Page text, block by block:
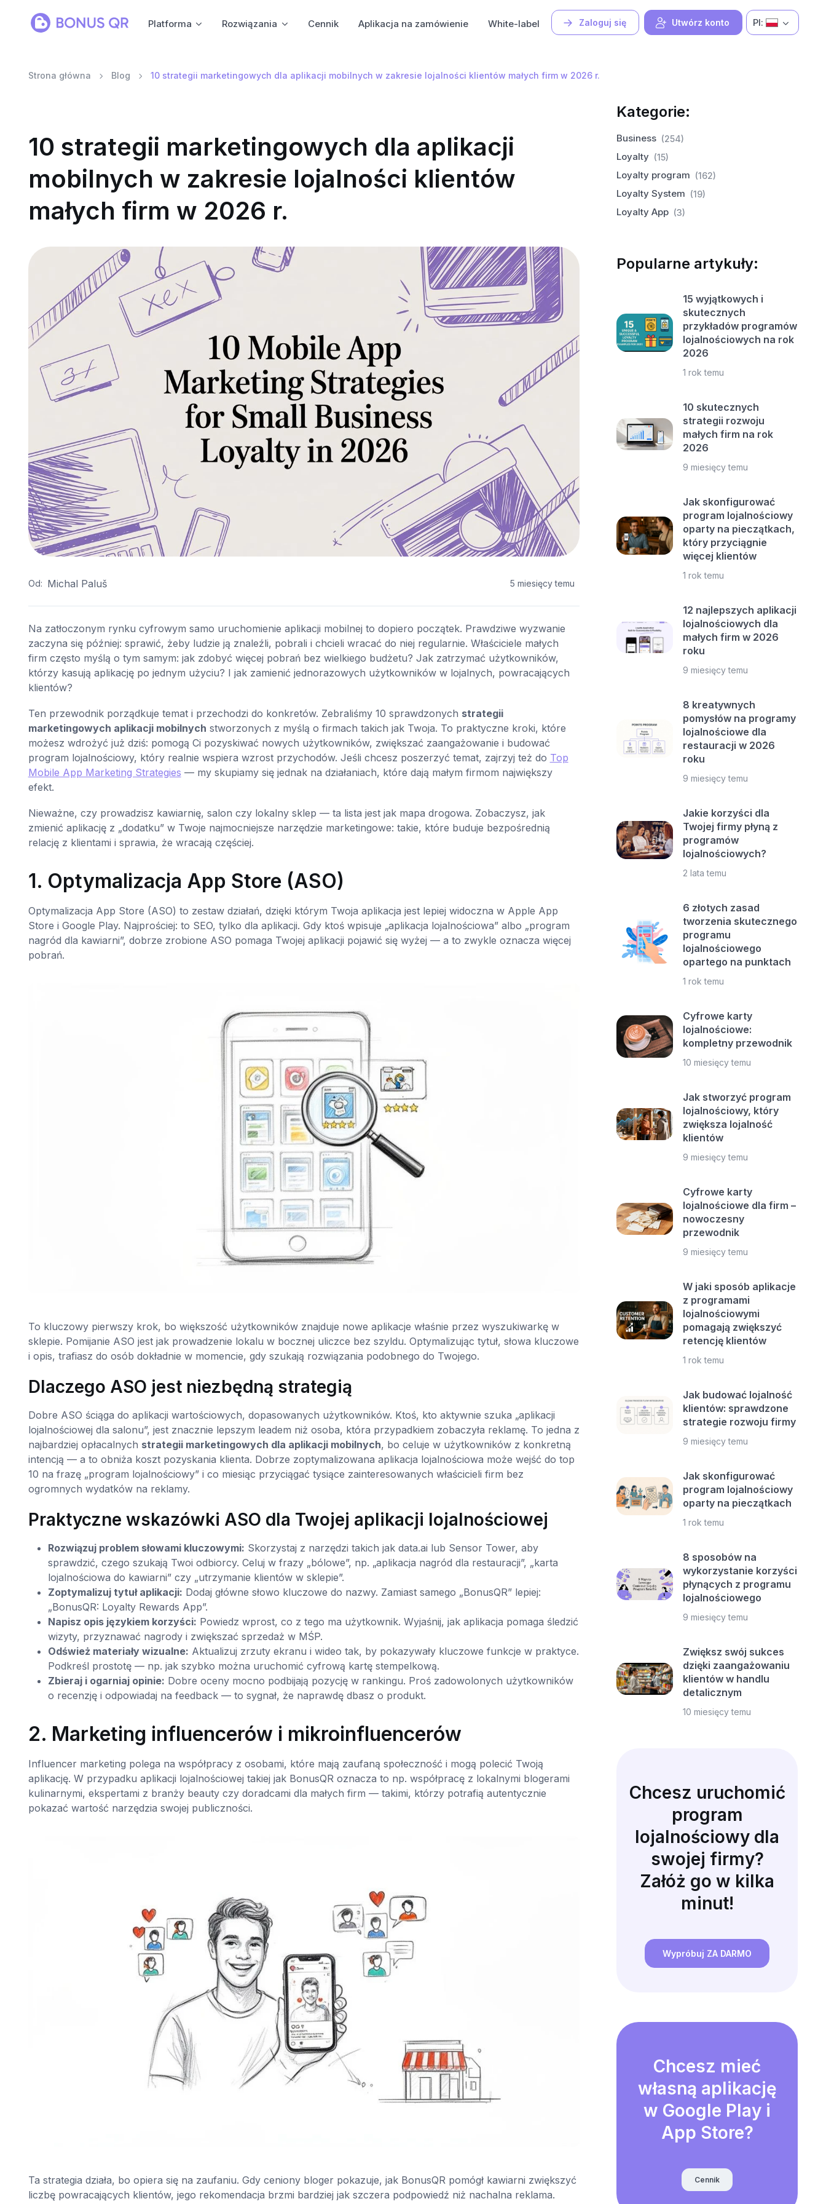
Zaloguj się Utwórz konto
Platforma Rozwiązania Cennik Aplikacja na zamówienie White-label Pl:
Strona główna Blog 10 strategii marketingowych dla aplikacji mobilnych w zakresie lojalności klientów małych firm w 2026 r.
10 strategii marketingowych dla aplikacji
mobilnych w zakresie lojalności klientów
małych firm w 2026 r.
Od: Michal Paluš 5 miesięcy temu
Na zatłoczonym rynku cyfrowym samo uruchomienie aplikacji mobilnej to dopiero początek. Prawdziwe wyzwanie
zaczyna się później: sprawić, żeby ludzie ją znaleźli, pobrali i chcieli wracać do niej regularnie. Właściciele małych
firm często myślą o tym samym: jak zdobyć więcej pobrań bez wielkiego budżetu? Jak zatrzymać użytkowników,
którzy kasują aplikację po jednym użyciu? I jak zamienić jednorazowych użytkowników w lojalnych, powracających
klientów?
Ten przewodnik porządkuje temat i przechodzi do konkretów. Zebraliśmy 10 sprawdzonych strategii
marketingowych aplikacji mobilnych stworzonych z myślą o firmach takich jak Twoja. To praktyczne kroki, które
możesz wdrożyć już dziś: pomogą Ci pozyskiwać nowych użytkowników, zwiększać zaangażowanie i budować
program lojalnościowy, który realnie wspiera wzrost przychodów. Jeśli chcesz poszerzyć temat, zajrzyj też do Top
Mobile App Marketing Strategies — my skupiamy się jednak na działaniach, które dają małym firmom największy
efekt.
Nieważne, czy prowadzisz kawiarnię, salon czy lokalny sklep — ta lista jest jak mapa drogowa. Zobaczysz, jak
zmienić aplikację z „dodatku” w Twoje najmocniejsze narzędzie marketingowe: takie, które buduje bezpośrednią
relację z klientami i sprawia, że wracają częściej.
1. Optymalizacja App Store (ASO)
Optymalizacja App Store (ASO) to zestaw działań, dzięki którym Twoja aplikacja jest lepiej widoczna w Apple App
Store i Google Play. Najprościej: to SEO, tylko dla aplikacji. Gdy ktoś wpisuje „aplikacja lojalnościowa” albo „program
nagród dla kawiarni”, dobrze zrobione ASO pomaga Twojej aplikacji pojawić się wyżej — a to zwykle oznacza więcej
pobrań.
To kluczowy pierwszy krok, bo większość użytkowników znajduje nowe aplikacje właśnie przez wyszukiwarkę w
sklepie. Pomijanie ASO jest jak prowadzenie lokalu w bocznej uliczce bez szyldu. Optymalizując tytuł, słowa kluczowe
i opis, trafiasz do osób dokładnie w momencie, gdy szukają rozwiązania podobnego do Twojego.
Dlaczego ASO jest niezbędną strategią
Dobre ASO ściąga do aplikacji wartościowych, dopasowanych użytkowników. Ktoś, kto aktywnie szuka „aplikacji
lojalnościowej dla salonu”, jest znacznie lepszym leadem niż osoba, która przypadkiem zobaczyła reklamę. To jedna z
najbardziej opłacalnych strategii marketingowych dla aplikacji mobilnych, bo celuje w użytkowników z konkretną
intencją — a to obniża koszt pozyskania klienta. Dobrze zoptymalizowana aplikacja lojalnościowa może wejść do top
10 na frazę „program lojalnościowy” i co miesiąc przyciągać tysiące zainteresowanych właścicieli firm bez
ogromnych wydatków na reklamy.
Praktyczne wskazówki ASO dla Twojej aplikacji lojalnościowej
Rozwiązuj problem słowami kluczowymi: Skorzystaj z narzędzi takich jak data.ai lub Sensor Tower, aby
sprawdzić, czego szukają Twoi odbiorcy. Celuj w frazy „bólowe”, np. „aplikacja nagród dla restauracji”, „karta
lojalnościowa do kawiarni” czy „utrzymanie klientów w sklepie”.
Zoptymalizuj tytuł aplikacji: Dodaj główne słowo kluczowe do nazwy. Zamiast samego „BonusQR” lepiej:
„BonusQR: Loyalty Rewards App”.
Napisz opis językiem korzyści: Powiedz wprost, co z tego ma użytkownik. Wyjaśnij, jak aplikacja pomaga śledzić
wizyty, przyznawać nagrody i zwiększać sprzedaż w MŚP.
Odśwież materiały wizualne: Aktualizuj zrzuty ekranu i wideo tak, by pokazywały kluczowe funkcje w praktyce.
Podkreśl prostotę — np. jak szybko można uruchomić cyfrową kartę stempelkową.
Zbieraj i ogarniaj opinie: Dobre oceny mocno podbijają pozycję w rankingu. Proś zadowolonych użytkowników
o recenzję i odpowiadaj na feedback — to sygnał, że naprawdę dbasz o produkt.
2. Marketing influencerów i mikroinfluencerów
Influencer marketing polega na współpracy z osobami, które mają zaufaną społeczność i mogą polecić Twoją
aplikację. W przypadku aplikacji lojalnościowej takiej jak BonusQR oznacza to np. współpracę z lokalnymi blogerami
kulinarnymi, ekspertami z branży beauty czy doradcami dla małych firm — takimi, którzy potrafią autentycznie
pokazać wartość narzędzia swojej publiczności.
Ta strategia działa, bo opiera się na zaufaniu. Gdy ceniony bloger pokazuje, jak BonusQR pomógł kawiarni zwiększyć
liczbę powracających klientów, jego rekomendacja brzmi bardziej jak szczera podpowiedź niż nachalna reklama.
Kategorie:
Business (254)
Loyalty (15)
Loyalty program (162)
Loyalty System (19)
Loyalty App (3)
Popularne artykuły:
15 wyjątkowych i
skutecznych
przykładów programów
lojalnościowych na rok
2026
1 rok temu
10 skutecznych
strategii rozwoju
małych firm na rok
2026
9 miesięcy temu
Jak skonfigurować
program lojalnościowy
oparty na pieczątkach,
który przyciągnie
więcej klientów
1 rok temu
12 najlepszych aplikacji
lojalnościowych dla
małych firm w 2026
roku
9 miesięcy temu
8 kreatywnych
pomysłów na programy
lojalnościowe dla
restauracji w 2026
roku
9 miesięcy temu
Jakie korzyści dla
Twojej firmy płyną z
programów
lojalnościowych?
2 lata temu
6 złotych zasad
tworzenia skutecznego
programu
lojalnościowego
opartego na punktach
1 rok temu
Cyfrowe karty
lojalnościowe:
kompletny przewodnik
10 miesięcy temu
Jak stworzyć program
lojalnościowy, który
zwiększa lojalność
klientów
9 miesięcy temu
Cyfrowe karty
lojalnościowe dla firm –
nowoczesny
przewodnik
9 miesięcy temu
W jaki sposób aplikacje
z programami
lojalnościowymi
pomagają zwiększyć
retencję klientów
1 rok temu
Jak budować lojalność
klientów: sprawdzone
strategie rozwoju firmy
9 miesięcy temu
Jak skonfigurować
program lojalnościowy
oparty na pieczątkach
1 rok temu
8 sposobów na
wykorzystanie korzyści
płynących z programu
lojalnościowego
9 miesięcy temu
Zwiększ swój sukces
dzięki zaangażowaniu
klientów w handlu
detalicznym
10 miesięcy temu
Chcesz uruchomić
program
lojalnościowy dla
swojej firmy?
Załóż go w kilka
minut!
Wypróbuj ZA DARMO
Chcesz mieć
własną aplikację
w Google Play i
App Store?
Cennik